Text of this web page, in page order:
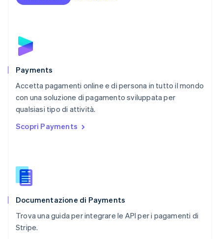
Payments
Accetta pagamenti online e di persona in tutto il mondo
con una soluzione di pagamento sviluppata per
qualsiasi tipo di attività.
Scopri Payments
Documentazione di Payments
Trova una guida per integrare le API per i pagamenti di
Stripe.
Polonia
English
Português
English简体中文
Regno Unito
English
English
English
Slovacchia
Slovenia
Spagna
Español